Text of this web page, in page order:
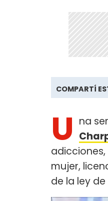
COMPARTÍ
U na
adicciones,
mujer,
de la ley